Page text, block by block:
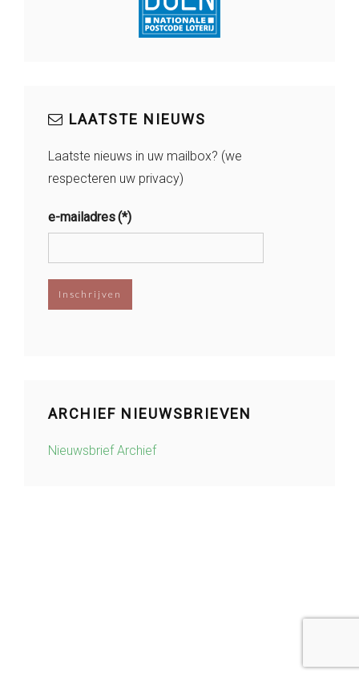
LAATSTE NIEUWS
Laatste nieuws in uw mailbox? (we
respecteren uw privacy)
e-mailadres(*)
Inschrijven
ARCHIEF NIEUWSBRIEVEN
Nieuwsbrief Archief